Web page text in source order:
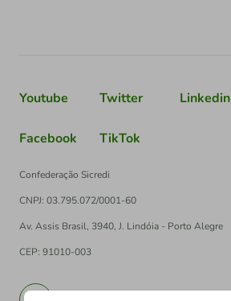
Youtube Twitter Linkedin
Facebook TikTok
Confederação Sicredi
CNPJ: 03.795.072/0001-60
Av. Assis Brasil, 3940, J. Lindóia - Porto Alegre
CEP: 91010-003